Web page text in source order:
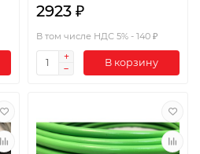
2923 ₽
В том числе НДС 5% - 140 ₽
В корзину